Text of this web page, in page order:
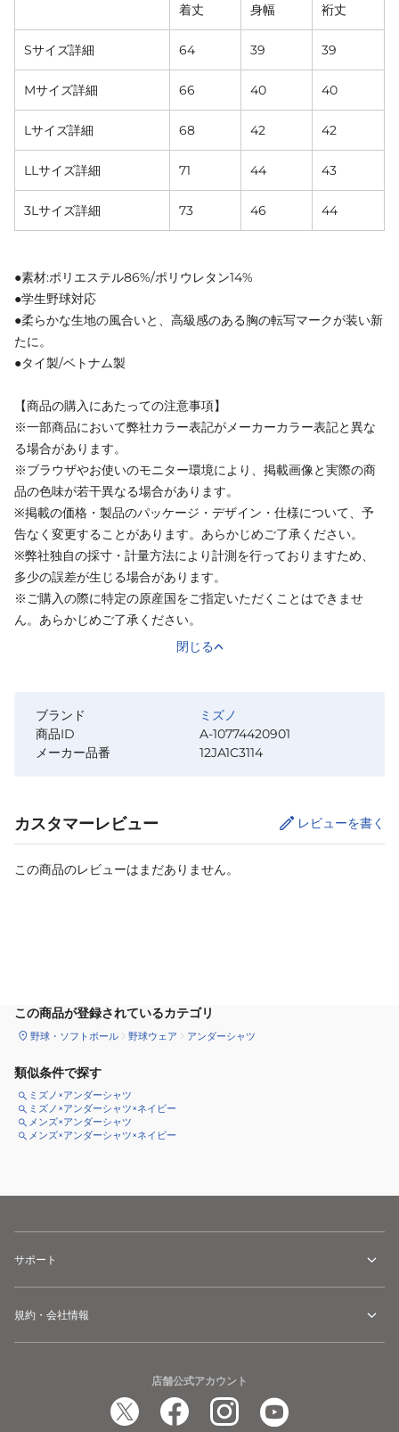
着丈
身幅 裄丈
Sサイズ詳細 64 39 39
Mサイズ詳細 66 40 40
Lサイズ詳細 68 42 42
LLサイズ詳細 71 44 43
3Lサイズ詳細 73 46 44
●素材:ポリエステル86%/ポリウレタン14%
●学生野球対応
●柔らかな生地の風合いと、高級感のある胸の転写マークが装い新
たに。
●タイ製/ベトナム製
【商品の購入にあたっての注意事項】
※一部商品において弊社カラー表記がメーカーカラー表記と異な
る場合があります。
※ブラウザやお使いのモニター環境により、掲載画像と実際の商
品の色味が若干異なる場合があります。
※掲載の価格・製品のパッケージ・デザイン・仕様について、予
告なく変更することがあります。あらかじめご了承ください。
※弊社独自の採寸・計量方法により計測を行っておりますため、
多少の誤差が生じる場合があります。
※ご購入の際に特定の原産国をご指定いただくことはできませ
ん。あらかじめご了承ください。
閉じる
ブランド
ミズノ
商品ID
A-10774420901
メーカー品番
12JA1C3114
カスタマーレビュー レビューを書く
この商品のレビューはまだありません。
この商品が登録されているカテゴリ
野球・ソフトボール 野球ウェア アンダーシャツ
類似条件で探す
ミズノ×アンダーシャツ
ミズノ×アンダーシャツ×ネイビー
メンズ×アンダーシャツ
メンズ×アンダーシャツ×ネイビー
サポート
規約・会社情報
店舗公式アカウント